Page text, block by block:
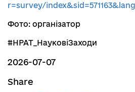
r=survey/
Фото: організатор
#НРАТ_НауковіЗаходи
2026-07-07
Share